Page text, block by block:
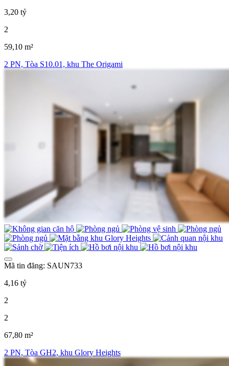
3,20 tỷ
2
59,10 m²
2 PN, Tòa S10.01, khu The Origami
Mã tin đăng: SAUN733
4,16 tỷ
2
2
67,80 m²
2 PN, Tòa GH2, khu Glory Heights